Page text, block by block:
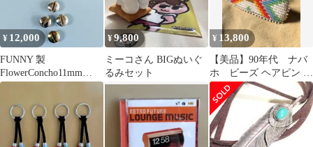
¥ 12,000
FUNNY 製
FlowerConcho11mm
sterling4個セット
¥9,800
ミーコさん BIGぬいぐ
るみセット
¥ 13,800
【美品】90年代 ナバ
ホ ビーズ ヘアピン バ
レッタ